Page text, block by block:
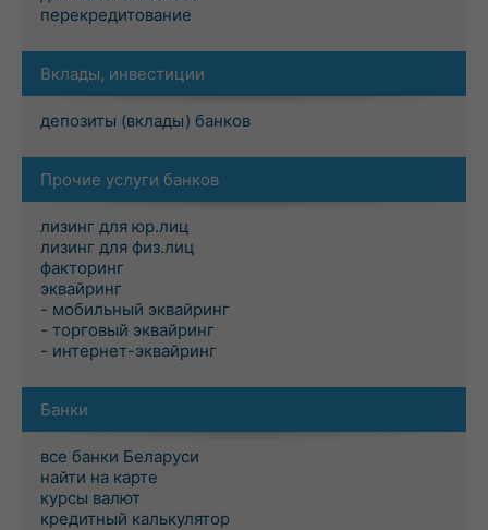
перекредитование
Вклады, инвестиции
депозиты (вклады) банков
Прочие услуги банков
лизинг для юр.лиц
лизинг для физ.лиц
факторинг
эквайринг
- мобильный эквайринг
- торговый эквайринг
- интернет-эквайринг
Банки
все банки Беларуси
найти на карте
курсы валют
кредитный калькулятор